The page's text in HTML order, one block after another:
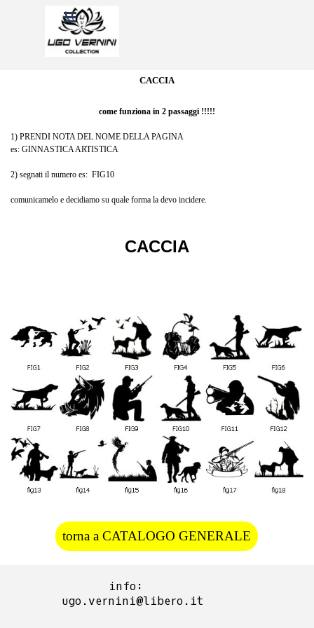
Salta menù
CACCIA
come funziona in 2 passaggi !!!!!
1) PRENDI NOTA DEL NOME DELLA PAGINA
es: GINNASTICA ARTISTICA
2) segnati il numero es: FIG10
comunicamelo e decidiamo su quale forma la devo incidere.
CACCIA
torna a CATALOGO GENERALE
info:
ugo.vernini@libero.it